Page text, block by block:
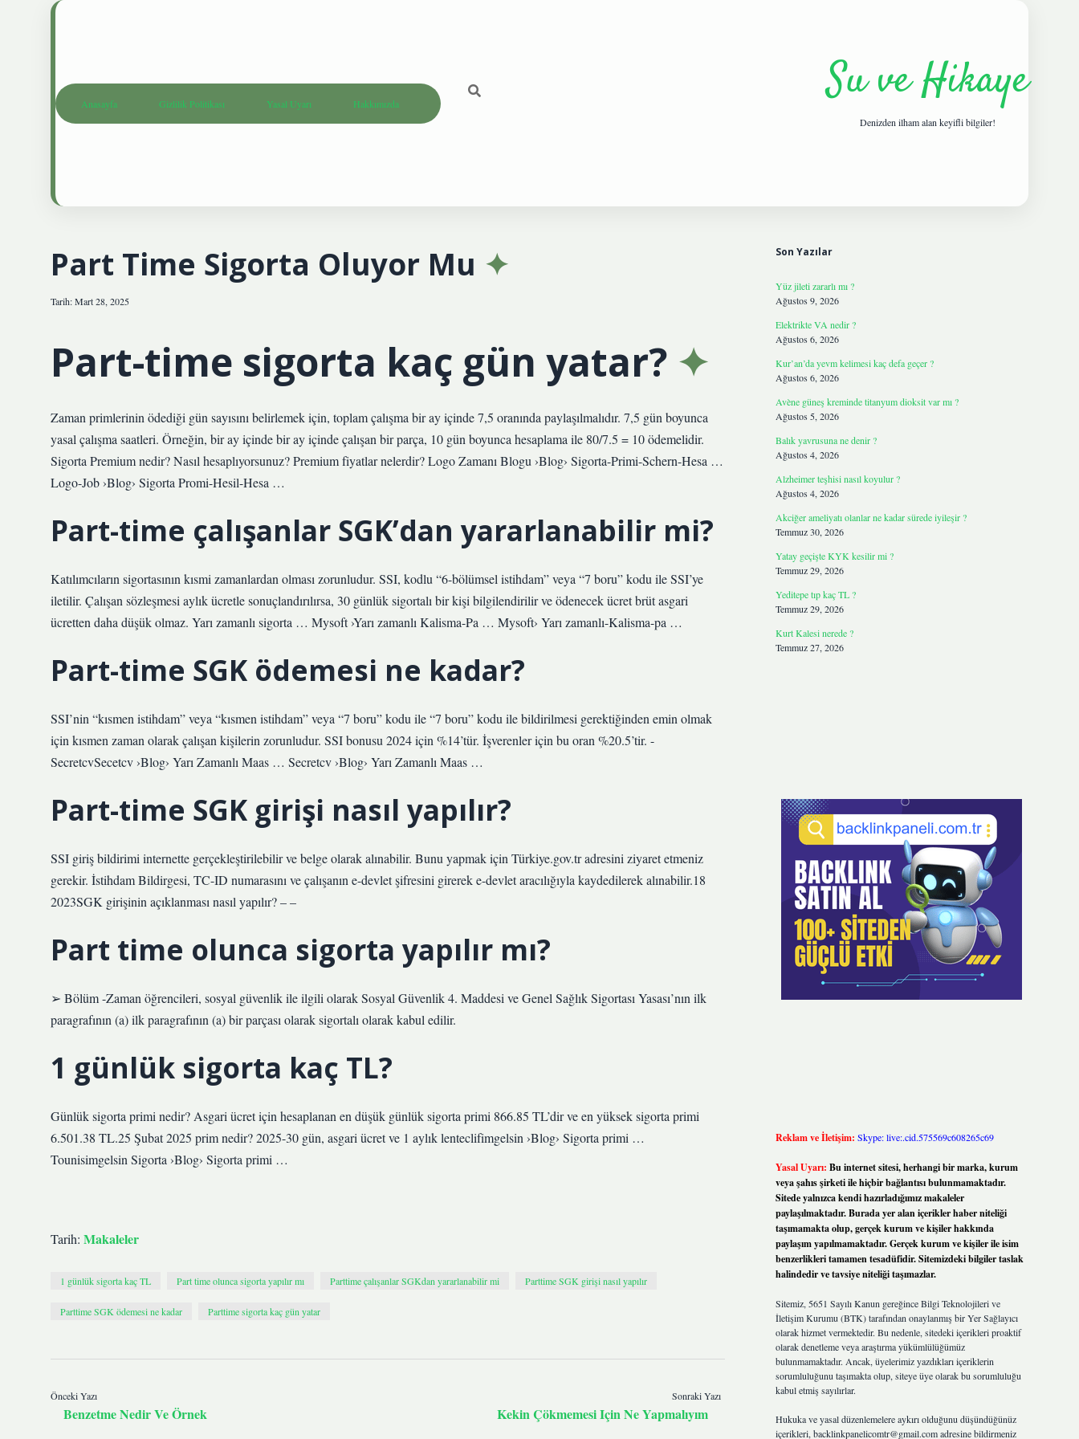
Anasayfa Gizlilik Politikası Yasal Uyarı Hakkımızda Su ve Hikaye
Denizden ilham alan keyifli bilgiler!
Part Time Sigorta Oluyor Mu
Tarih: Mart 28, 2025
Part-time sigorta kaç gün yatar?
Zaman primlerinin ödediği gün sayısını belirlemek için, toplam çalışma bir ay içinde 7,5 oranında paylaşılmalıdır. 7,5 gün boyunca
yasal çalışma saatleri. Örneğin, bir ay içinde bir ay içinde çalışan bir parça, 10 gün boyunca hesaplama ile 80/7.5 = 10 ödemelidir.
Sigorta Premium nedir? Nasıl hesaplıyorsunuz? Premium fiyatlar nelerdir? Logo Zamanı Blogu ›Blog› Sigorta-Primi-Schern-Hesa …
Logo-Job ›Blog› Sigorta Promi-Hesil-Hesa …
Part-time çalışanlar SGK’dan yararlanabilir mi?
Katılımcıların sigortasının kısmi zamanlardan olması zorunludur. SSI, kodlu “6-bölümsel istihdam” veya “7 boru” kodu ile SSI’ye
iletilir. Çalışan sözleşmesi aylık ücretle sonuçlandırılırsa, 30 günlük sigortalı bir kişi bilgilendirilir ve ödenecek ücret brüt asgari
ücretten daha düşük olmaz. Yarı zamanlı sigorta … Mysoft ›Yarı zamanlı Kalisma-Pa … Mysoft› Yarı zamanlı-Kalisma-pa …
Part-time SGK ödemesi ne kadar?
SSI’nin “kısmen istihdam” veya “kısmen istihdam” veya “7 boru” kodu ile “7 boru” kodu ile bildirilmesi gerektiğinden emin olmak
için kısmen zaman olarak çalışan kişilerin zorunludur. SSI bonusu 2024 için %14’tür. İşverenler için bu oran %20.5’tir. -
SecretcvSecetcv ›Blog› Yarı Zamanlı Maas … Secretcv ›Blog› Yarı Zamanlı Maas …
Part-time SGK girişi nasıl yapılır?
SSI giriş bildirimi internette gerçekleştirilebilir ve belge olarak alınabilir. Bunu yapmak için Türkiye.gov.tr ​​adresini ziyaret etmeniz
gerekir. İstihdam Bildirgesi, TC-ID numarasını ve çalışanın e-devlet şifresini girerek e-devlet aracılığıyla kaydedilerek alınabilir.18
2023SGK girişinin açıklanması nasıl yapılır? – –
Part time olunca sigorta yapılır mı?
➢ Bölüm -Zaman öğrencileri, sosyal güvenlik ile ilgili olarak Sosyal Güvenlik 4. Maddesi ve Genel Sağlık Sigortası Yasası’nın ilk
paragrafının (a) ilk paragrafının (a) bir parçası olarak sigortalı olarak kabul edilir.
1 günlük sigorta kaç TL?
Günlük sigorta primi nedir? Asgari ücret için hesaplanan en düşük günlük sigorta primi 866.85 TL’dir ve en yüksek sigorta primi
6.501.38 TL.25 Şubat 2025 prim nedir? 2025-30 gün, asgari ücret ve 1 aylık lenteclifimgelsin ›Blog› Sigorta primi …
Tounisimgelsin Sigorta ›Blog› Sigorta primi …
Tarih: Makaleler
1 günlük sigorta kaç TL Part time olunca sigorta yapılır mı Parttime çalışanlar SGKdan yararlanabilir mi Parttime SGK girişi nasıl yapılır
Parttime SGK ödemesi ne kadar Parttime sigorta kaç gün yatar
Önceki Yazı
Benzetme Nedir Ve Örnek
Sonraki Yazı
Kekin Çökmemesi Için Ne Yapmalıyım
Son Yazılar
Yüz jileti zararlı mı ?
Ağustos 9, 2026
Elektrikte VA nedir ?
Ağustos 6, 2026
Kur’an’da yevm kelimesi kaç defa geçer ?
Ağustos 6, 2026
Avène güneş kreminde titanyum dioksit var mı ?
Ağustos 5, 2026
Balık yavrusuna ne denir ?
Ağustos 4, 2026
Alzheimer teşhisi nasıl koyulur ?
Ağustos 4, 2026
Akciğer ameliyatı olanlar ne kadar sürede iyileşir ?
Temmuz 30, 2026
Yatay geçişte KYK kesilir mi ?
Temmuz 29, 2026
Yeditepe tıp kaç TL ?
Temmuz 29, 2026
Kurt Kalesi nerede ?
Temmuz 27, 2026
Reklam ve İletişim: Skype: live:.cid.575569c608265c69
Yasal Uyarı: Bu internet sitesi, herhangi bir marka, kurum
veya şahıs şirketi ile hiçbir bağlantısı bulunmamaktadır.
Sitede yalnızca kendi hazırladığımız makaleler
paylaşılmaktadır. Burada yer alan içerikler haber niteliği
taşımamakta olup, gerçek kurum ve kişiler hakkında
paylaşım yapılmamaktadır. Gerçek kurum ve kişiler ile isim
benzerlikleri tamamen tesadüfidir. Sitemizdeki bilgiler taslak
halindedir ve tavsiye niteliği taşımazlar.
Sitemiz, 5651 Sayılı Kanun gereğince Bilgi Teknolojileri ve
İletişim Kurumu (BTK) tarafından onaylanmış bir Yer Sağlayıcı
olarak hizmet vermektedir. Bu nedenle, sitedeki içerikleri proaktif
olarak denetleme veya araştırma yükümlülüğümüz
bulunmamaktadır. Ancak, üyelerimiz yazdıkları içeriklerin
sorumluluğunu taşımakta olup, siteye üye olarak bu sorumluluğu
kabul etmiş sayılırlar.
Hukuka ve yasal düzenlemelere aykırı olduğunu düşündüğünüz
içerikleri, backlinkpanelicomtr@gmail.comadresine bildirmeniz